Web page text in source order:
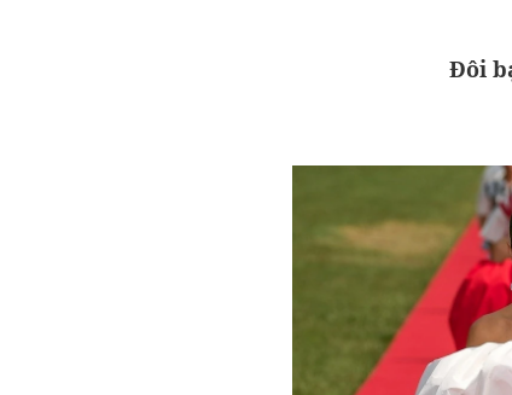
Đôi